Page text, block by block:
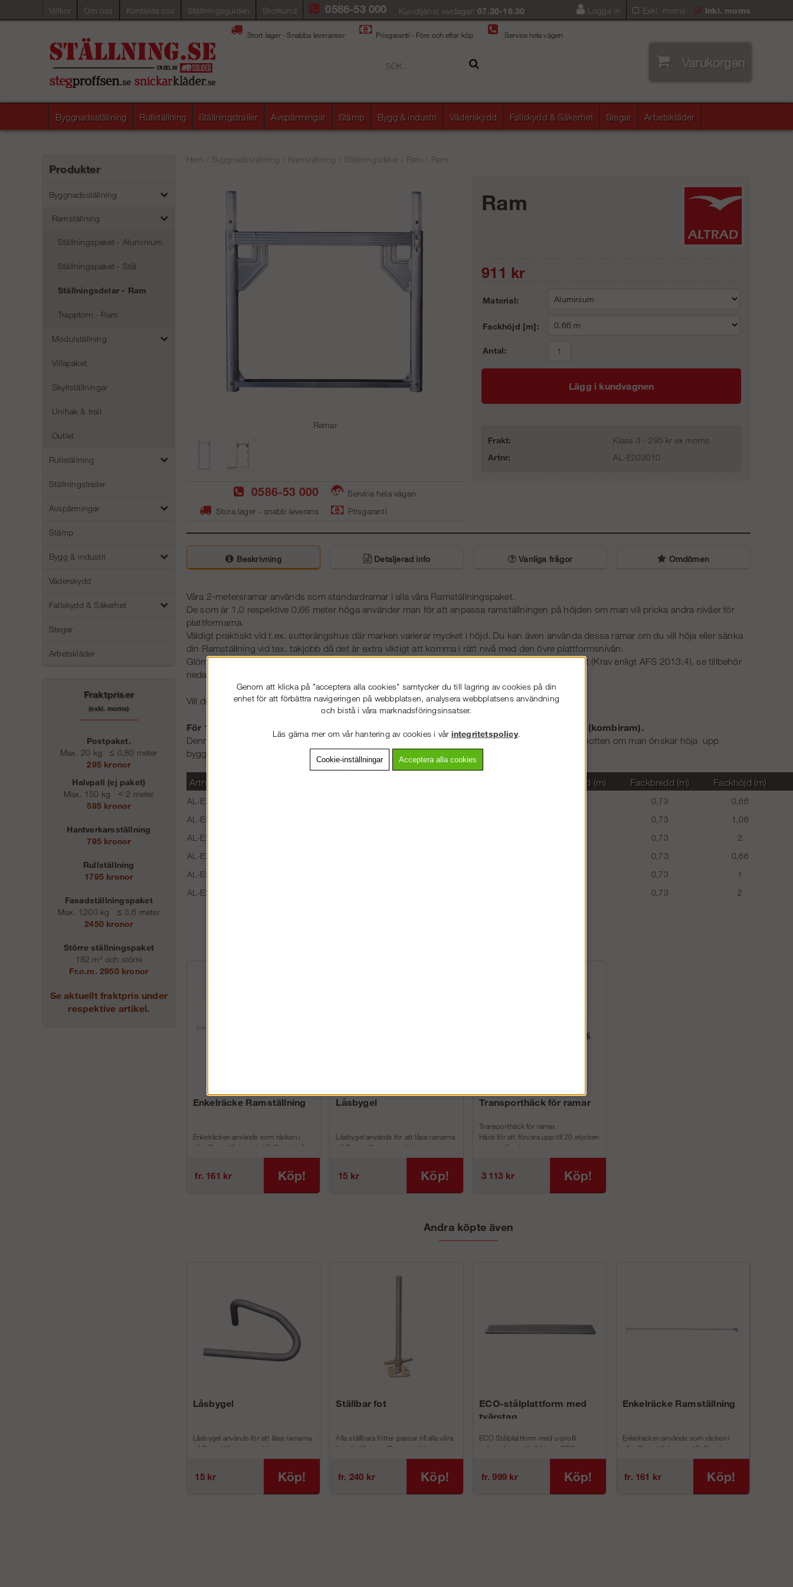
Villkor Om oss Kontakta oss Ställningsguiden Storkund Exkl. moms Inkl. moms
0586-53 000 Kundtjänst vardagar:07.30-16.30 Logga in
Stort lager - Snabba leveranser Prisgaranti - Före och efter köp Service hela vägen
Varukorgen
Byggnadsställning Rullställning Ställningstrailer Avspärrningar Stämp Bygg & industri Väderskydd Fallskydd & Säkerhet Stegar Arbetskläder
Produkter
Byggnadsställning
Ramställning
Ställningspaket - Aluminium
Ställningspaket - Stål
Ställningsdelar - Ram
Trapptorn - Ram
Modulställning
Villapaket
Skyltställningar
Unihak & trall
Outlet
Rullställning
Ställningstrailer
Avspärrningar
Stämp
Bygg & industri
Väderskydd
Fallskydd & Säkerhet
Stegar
Arbetskläder
Fraktpriser
(exkl. moms)
Postpaket.
Max. 20 kg
≤ 0,80 meter
295 kronor
Halvpall (ej paket)
Max. 150 kg < 2 meter
595 kronor
Hantverkarsställning
795 kronor
Rullställning
1795 kronor
Fasadställningspaket
Max. 1200 kg
≤ 3,6 meter
2450 kronor
Större ställningspaket
182 m² och större
Fr.o.m. 2950 kronor
Se aktuellt fraktpris under
respektive artikel.
Hem Byggnadsställning Ramställning Ställningsdelar - Ram Ram
Ramar
0586-53 000
Service hela vägen
Stora lager - snabb leverans
Prisgaranti
Ram
911 kr
Material:
Fackhöjd [m]:
Antal:
Lägg i kundvagnen
Frakt:
Klass 3 - 295 kr ex moms
Artnr:
AL-E203010
Beskrivning Detaljerad info Vanliga frågor Omdömen
Våra 2-metersramar används som standardramar i alla våra Ramställningspaket.
De som är 1,0 respektive 0,66 meter höga använder man för att anpassa ramställningen på höjden om man vill pricka andra nivåer för
plattformarna.
Väldigt praktiskt vid t.ex. sutterängshus där marken varierar mycket i höjd. Du kan även använda dessa ramar om du vill höja eller sänka
din Ramställning vid tex. takjobb då det är extra viktigt att komma i rätt nivå med den övre plattformsnivån.
Glöm inte att komplettera dina 1-meters ramar med enkel- eller dubbelräcke för att få rätt stabilitet (Krav enligt AFS 2013:4), se tillbehör
nedan.
Vill du förvara dina ramar på ett midigt sätt rekommenderar vi dennaTransporthäck för ramar
För 1-meters ramar i aluminium levererar vi numera vår egenframtagna kombinationram (kombiram).
Denna kan man dels nyttja som gavelräckesram på den övre nivån på ställningen men även ha i botten om man önskar höja upp
byggställningen 1 meter.
Artnr Facklängd (m) Fackbredd (m) Fackhöjd (m)
AL-E203010 0,73
0,66
AL-E203011
0,73
1,06
AL-E203012
0,73
2
AL-E202029
0,73
0,66
AL-E202028
0,73
1
AL-E202026
0,73 2
Enkelräcke Ramställning
Enkelräcken används som räcken i
våra Ramställningar i stål. Om du vill
höja din ställning med 1 m så...
fr. 161 kr Köp!
Låsbygel
Låsbygel används för att låsa ramarna
på Ramställning respektive spirorna
på Modulställning i varandra och...
15 kr Köp!
Transporthäck för ramar
Transporthäck för ramar.
Häck för att förvara upp till 20 stycken
ramar stående.
Praktiska öglor för att s...
3 113 kr Köp!
Andra köpte även
Låsbygel
Låsbygel används för att låsa ramarna
på Ramställning respektive s...
15 kr Köp!
Ställbar fot
Alla ställbara fötter passar till alla våra
fasadställningar (Ram, modul- oc...
fr. 240 kr Köp!
ECO-stålplattform med
tvärstag
ECO Stålplattform med u-profil
och perforerad halkfri yta. ECO
fr. 999 kr Köp!
Enkelräcke Ramställning
Enkelräcken används som räcken i
våra Ramställningar i stål. Om du...
fr. 161 kr Köp!
Genom att klicka på "acceptera alla cookies" samtycker du till lagring av cookies på din
enhet för att förbättra navigeringen på webbplatsen, analysera webbplatsens användning
och bistå i våra marknadsföringsinsatser.
Läs gärna mer om vår hantering av cookies i vår integritetspolicy.
Cookie-inställningar Acceptera alla cookies